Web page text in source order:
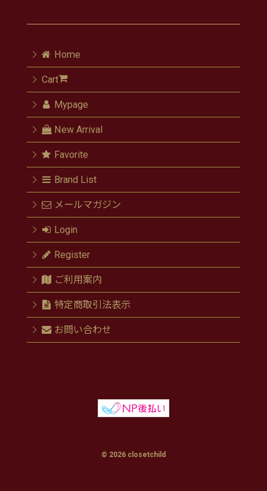
Home
Cart
Mypage
New Arrival
Favorite
Brand List
メールマガジン
Login
Register
ご利用案内
特定商取引法表示
お問い合わせ
© 2026 closetchild